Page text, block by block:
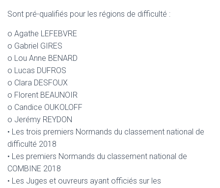
Sont pré-qualifiés pour les régions de difficulté :
o Agathe LEFEBVRE
o Gabriel GIRES
o Lou Anne BENARD
o Lucas DUFROS
o Clara DESFOUX
o Florent BEAUNOIR
o Candice OUKOLOFF
o Jerémy REYDON
• Les trois premiers Normands du classement national de
difficulté 2018
• Les premiers Normands du classement national de
COMBINE 2018
• Les Juges et ouvreurs ayant officiés sur les